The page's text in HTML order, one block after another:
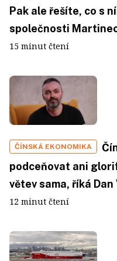
Pak ale řešíte, co s
společnosti
15 minut čtení
ČÍNSKÁ EKONOMIKA
podceňovat ani
větev sama, říká
12 minut čtení